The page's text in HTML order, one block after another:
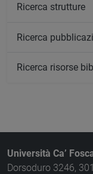
Ricerca strutture
Ricerca
Ricerca risorse
Università Ca’
Dorsoduro 3246,